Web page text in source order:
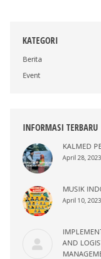
KATEGORI
Berita
Event
INFORMASI TERBARU
KALMED
April 28, 2023
MUSIK
April 10, 2023
AND